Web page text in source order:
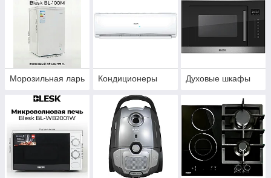
Морозильная ларь Кондиционеры Духовые шкафы